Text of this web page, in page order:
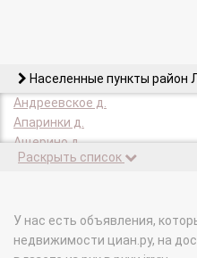
Населенные пункты район
Андреевское д.
Апаринки д.
Ащерино д.
Белеутово д.
Битца п.
Ближние Прудищи д.
Раскрыть список
У нас есть объявления,
недвижимости циан.ру, на